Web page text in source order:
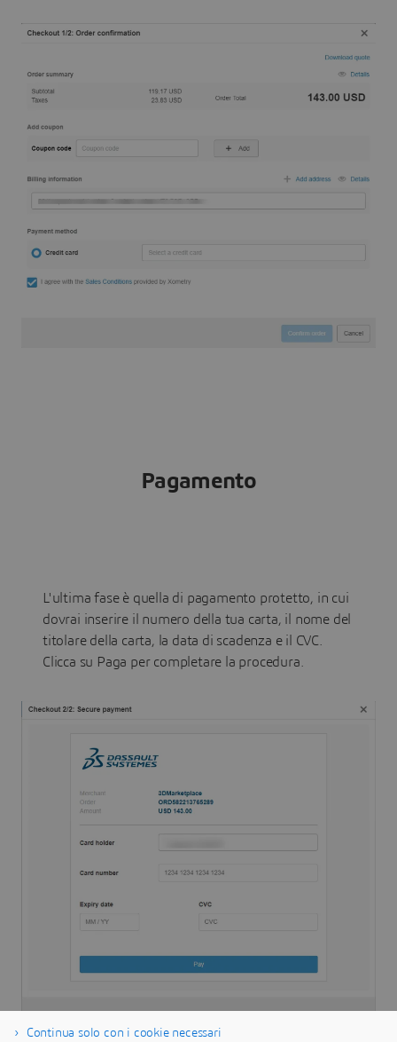
Pagamento
L'ultima fase è quella di pagamento protetto, in cui
dovrai inserire il numero della tua carta, il nome del
titolare della carta, la data di scadenza e il CVC.
Clicca su Paga per completare la procedura.
Continua solo con i cookie necessari